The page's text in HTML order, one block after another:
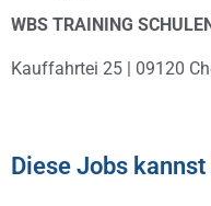
WBS TRAINING
Kauffahrtei 25 | 09120
Diese Jobs